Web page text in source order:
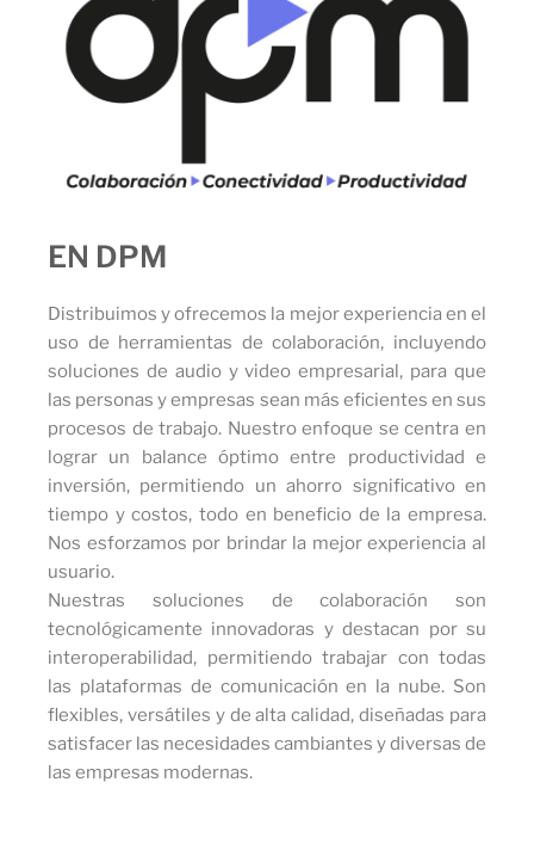
EN DPM
Distribuimos y ofrecemos la mejor experiencia en el
uso de herramientas de colaboración, incluyendo
soluciones de audio y video empresarial, para que
las personas y empresas sean más eficientes en sus
procesos de trabajo. Nuestro enfoque se centra en
lograr un balance óptimo entre productividad e
inversión, permitiendo un ahorro significativo en
tiempo y costos, todo en beneficio de la empresa.
Nos esforzamos por brindar la mejor experiencia al
usuario.
Nuestras soluciones de colaboración son
tecnológicamente innovadoras y destacan por su
interoperabilidad, permitiendo trabajar con todas
las plataformas de comunicación en la nube. Son
flexibles, versátiles y de alta calidad, diseñadas para
satisfacer las necesidades cambiantes y diversas de
las empresas modernas.